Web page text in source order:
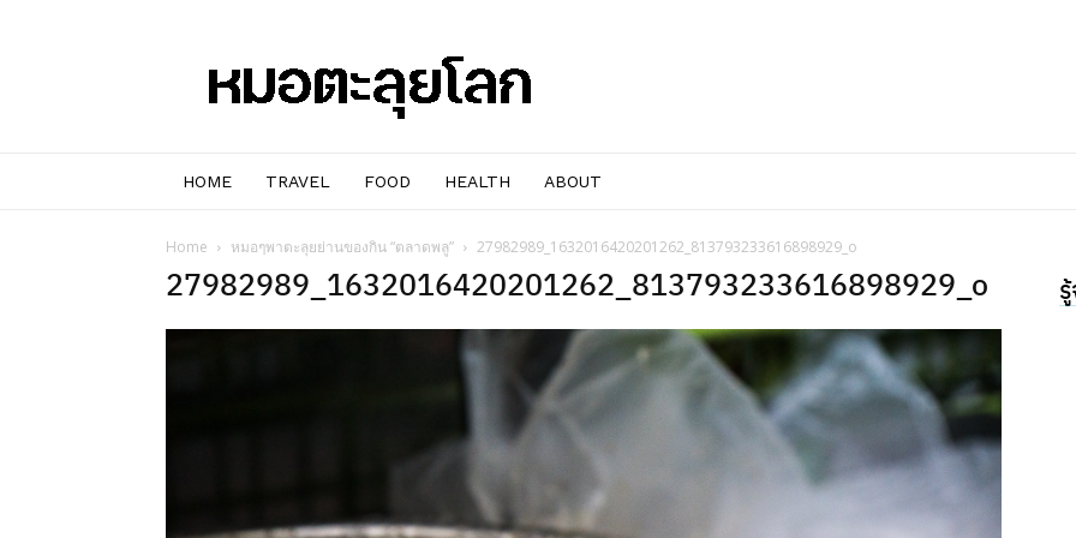
ตะลุย
โลก
HOME TRAVEL FOOD HEALTH ABOUT
Home หมอๆพาตะลุยย่านของกิน “ตลาดพลู” 27982989_1632016420201262_813793233616898929_o
27982989_1632016420201262_813793233616898929_o